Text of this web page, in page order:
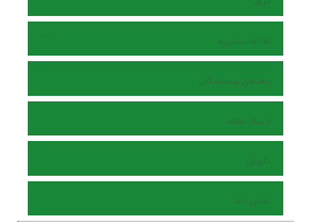
اطلاعات نشریه
راهنمای نویسندگان
ارسال مقاله
داوران
تماس با ما